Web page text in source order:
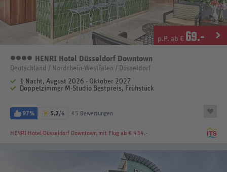
p.P. ab € 69.-
4 Sterne
HENRI Hotel Düsseldorf Downtown
Deutschland / Nordrhein-Westfalen / Düsseldorf
1 Nacht, August 2026 - Oktober 2027
Doppelzimmer M-Studio Bestpreis, Frühstück
97% 5,2/6 45 Bewertungen
HENRI Hotel Düsseldorf Downtown mit Flug ab € 434.-